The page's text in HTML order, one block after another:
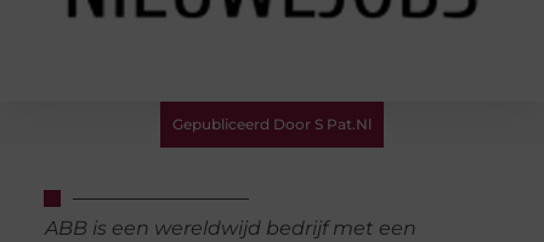
Gepubliceerd Door S Pat.nl
ABB is een wereldwijd bedrijf met een